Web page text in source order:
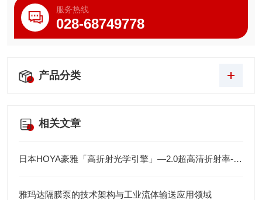
服务热线
028-68749778
产品分类
相关文章
日本HOYA豪雅「高折射光学引擎」—2.0超高清折射率-总代理藤田光学
雅玛达隔膜泵的技术架构与工业流体输送应用领域